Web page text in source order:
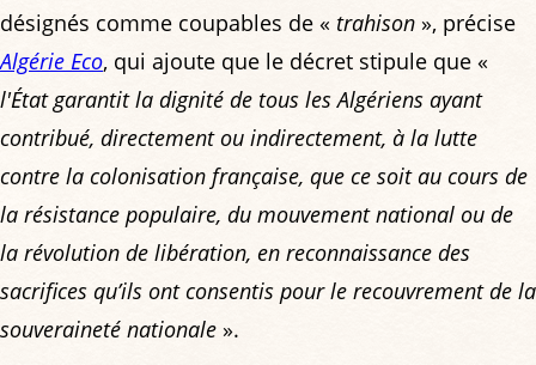
désignés comme coupables de « trahison », précise
Algérie Eco, qui ajoute que le décret stipule que «
l'État garantit la dignité de tous les Algériens ayant
contribué, directement ou indirectement, à la lutte
contre la colonisation française, que ce soit au cours de
la résistance populaire, du mouvement national ou de
la révolution de libération, en reconnaissance des
sacrifices qu’ils ont consentis pour le recouvrement de la
souveraineté nationale ».